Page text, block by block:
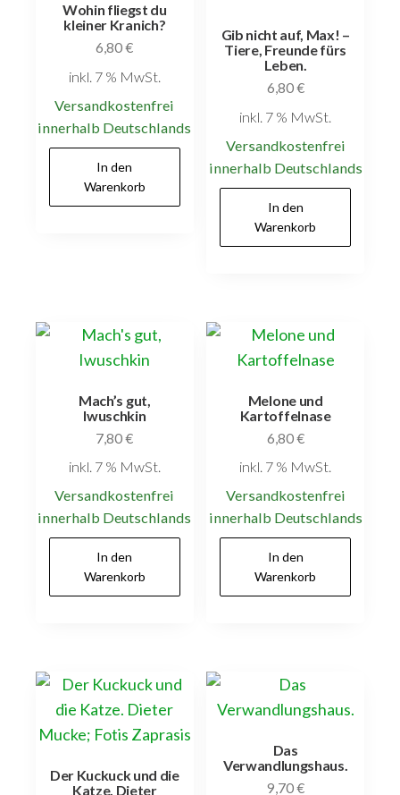
Wohin fliegst du
kleiner Kranich?
6,80€
inkl. 7 % MwSt.
Versandkostenfrei
innerhalb Deutschlands
In den
Warenkorb
Gib nicht auf, Max! –
Tiere, Freunde fürs
Leben.
6,80€
inkl. 7 % MwSt.
Versandkostenfrei
innerhalb Deutschlands
In den
Warenkorb
Mach’s gut,
Iwuschkin
7,80€
inkl. 7 % MwSt.
Versandkostenfrei
innerhalb Deutschlands
In den
Warenkorb
Melone und
Kartoffelnase
6,80€
inkl. 7 % MwSt.
Versandkostenfrei
innerhalb Deutschlands
In den
Warenkorb
Der Kuckuck und die
Katze. Dieter
Das
Verwandlungshaus.
9,70€